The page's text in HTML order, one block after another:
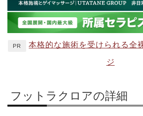
PR 本格的な施術を受けられる全
ジ
フットラクロアの詳細